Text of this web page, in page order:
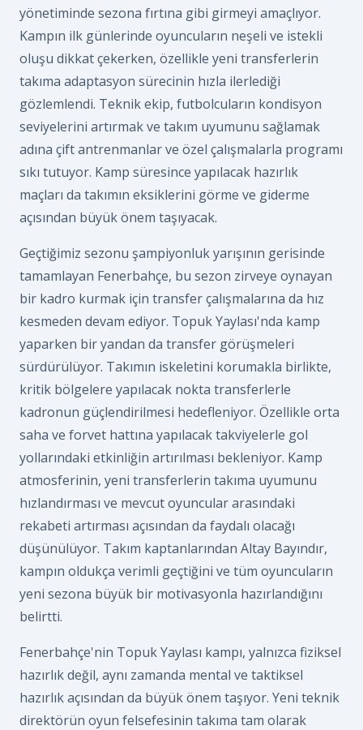
yönetiminde sezona fırtına gibi girmeyi amaçlıyor.
Kampın ilk günlerinde oyuncuların neşeli ve istekli
oluşu dikkat çekerken, özellikle yeni transferlerin
takıma adaptasyon sürecinin hızla ilerlediği
gözlemlendi. Teknik ekip, futbolcuların kondisyon
seviyelerini artırmak ve takım uyumunu sağlamak
adına çift antrenmanlar ve özel çalışmalarla programı
sıkı tutuyor. Kamp süresince yapılacak hazırlık
maçları da takımın eksiklerini görme ve giderme
açısından büyük önem taşıyacak.
Geçtiğimiz sezonu şampiyonluk yarışının gerisinde
tamamlayan Fenerbahçe, bu sezon zirveye oynayan
bir kadro kurmak için transfer çalışmalarına da hız
kesmeden devam ediyor. Topuk Yaylası'nda kamp
yaparken bir yandan da transfer görüşmeleri
sürdürülüyor. Takımın iskeletini korumakla birlikte,
kritik bölgelere yapılacak nokta transferlerle
kadronun güçlendirilmesi hedefleniyor. Özellikle orta
saha ve forvet hattına yapılacak takviyelerle gol
yollarındaki etkinliğin artırılması bekleniyor. Kamp
atmosferinin, yeni transferlerin takıma uyumunu
hızlandırması ve mevcut oyuncular arasındaki
rekabeti artırması açısından da faydalı olacağı
düşünülüyor. Takım kaptanlarından Altay Bayındır,
kampın oldukça verimli geçtiğini ve tüm oyuncuların
yeni sezona büyük bir motivasyonla hazırlandığını
belirtti.
Fenerbahçe'nin Topuk Yaylası kampı, yalnızca fiziksel
hazırlık değil, aynı zamanda mental ve taktiksel
hazırlık açısından da büyük önem taşıyor. Yeni teknik
direktörün oyun felsefesinin takıma tam olarak